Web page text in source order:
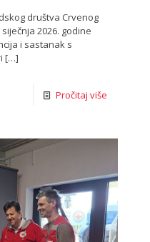
društva Crvenog
2026. godine
i sastanak s
[…]
Pročitaj više